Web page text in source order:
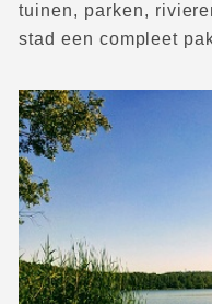
tuinen, parken,
stad een compleet